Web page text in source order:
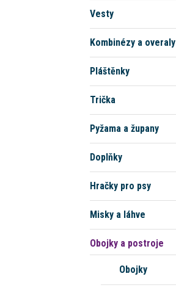
Vesty
Kombinézy a overaly
Pláštěnky
Trička
Pyžama a župany
Doplňky
Hračky pro psy
Misky a láhve
Obojky a postroje
Obojky